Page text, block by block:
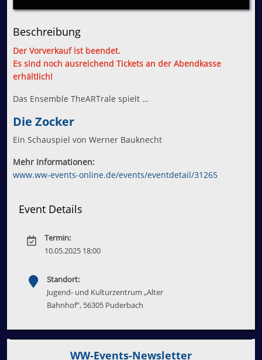
Beschreibung
Der Vorverkauf ist beendet.
Es sind noch ausreichend Tickets an der Abendkasse
erhältlich!
Das Ensemble TheARTrale spielt …
Die Zocker
Ein Schauspiel von Werner Bauknecht
Mehr Informationen:
www.ww-events-online.de/events/eventdetail/31265
Event Details
Termin:
10.05.2025 18:00
Standort:
Jugend- und Kulturzentrum „Alter
Bahnhof“, 56305 Puderbach
WW-Events-Newsletter